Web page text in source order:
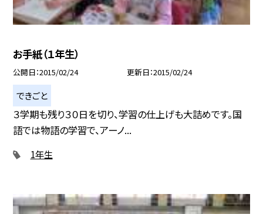
お手紙（１年生）
公開日 2015/02/24 更新日 2015/02/24
できごと
３学期も残り３０日を切り、学習の仕上げも大詰めです。国
語では物語の学習で、アーノ...
1年生